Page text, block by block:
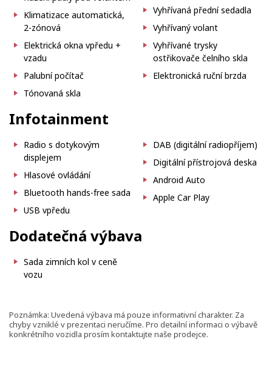
Klimatizace automatická,
2-zónová
Elektrická okna vpředu +
vzadu
Palubní počítač
Tónovaná skla
Vyhřívaná přední sedadla
Vyhřívaný volant
Vyhřívané trysky
ostřikovače čelního skla
Elektronická ruční brzda
Infotainment
Radio s dotykovým
displejem
Hlasové ovládání
Bluetooth hands-free sada
USB vpředu
DAB (digitální radiopříjem)
Digitální přístrojová deska
Android Auto
Apple Car Play
Dodatečná výbava
Sada zimních kol v ceně
vozu
Poznámka: Uvedená výbava má pouze informativní charakter. Za
chyby vzniklé v prezentaci neručíme. Pro detailní informaci o výbavě
konkrétního vozidla prosím kontaktujte naše prodejce.